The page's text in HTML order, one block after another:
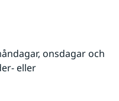
onsdagar och
eller